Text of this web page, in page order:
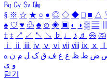
㏃ ㏉ ㏜ ㏆
§ ※ ☆ ★ ○ ● ◎ ◇ ◆ □ ■ △
♠ ♡ ♥ ♧ ♣ ⊙ ◈ ▣ ◐ ◑ ▒ ▤
‡ ↕ ↗ ↙ ↖ ↘ ♭ ♩ ♪ ♬ ㉿ ㈜
ⅰ
ⅱ ⅲ ⅳ ⅴ ⅵ ⅶ ⅷ ⅸ ⅹ
ض ط ظ ع غ ف ق ک ل م ن ه
و ی
닫기